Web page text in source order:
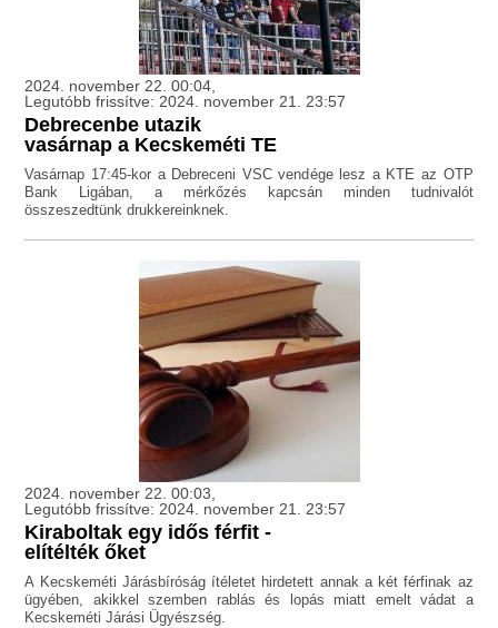
2024. november 22. 00:04,
Legutóbb frissítve: 2024. november 21. 23:57
Debrecenbe utazik
vasárnap a Kecskeméti TE
Vasárnap 17:45-kor a Debreceni VSC vendége lesz a KTE az OTP
Bank Ligában, a mérkőzés kapcsán minden tudnivalót
összeszedtünk drukkereinknek.
2024. november 22. 00:03,
Legutóbb frissítve: 2024. november 21. 23:57
Kiraboltak egy idős férfit -
elítélték őket
A Kecskeméti Járásbíróság ítéletet hirdetett annak a két férfinak az
ügyében, akikkel szemben rablás és lopás miatt emelt vádat a
Kecskeméti Járási Ügyészség.